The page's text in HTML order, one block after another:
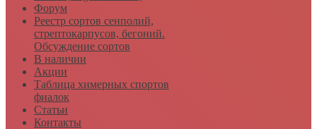
Форум
Реестр сортов сенполий,
стрептокарпусов, бегоний.
Обсуждение сортов
В наличии
Акции
Таблица химерных спортов
фиалок
Статьи
Контакты